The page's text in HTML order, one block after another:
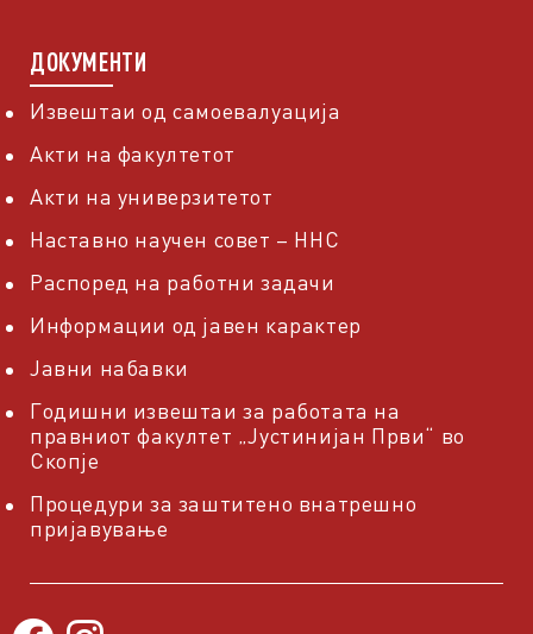
ДОКУМЕНТИ
Извештаи од самоевалуација
Акти на факултетот
Акти на универзитетот
Наставно научен совет – ННС
Распоред на работни задачи
Информации од јавен карактер
Јавни набавки
Годишни извештаи за работата на
правниот факултет „Јустинијан Први“ во
Скопје
Процедури за заштитено внатрешно
пријавување